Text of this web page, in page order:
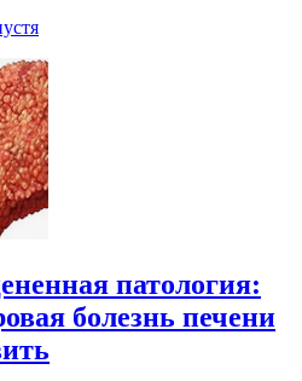
патология:
болезнь печени